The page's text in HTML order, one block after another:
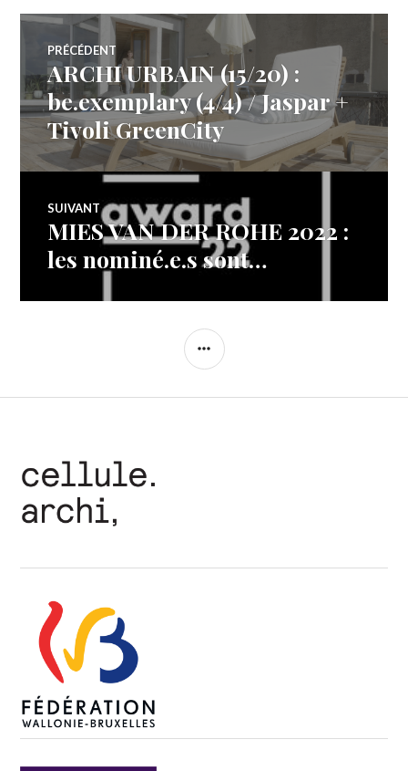
Navigation
de
l’article
PRÉCÉDENT
Article
précédent :
ARCHI URBAIN (15/20) :
be.exemplary (4/4) / Jaspar +
Tivoli GreenCity
SUIVANT
Article
Suivant:
MIES VAN DER ROHE 2022 :
les nominé.e.s sont…
COLONNE